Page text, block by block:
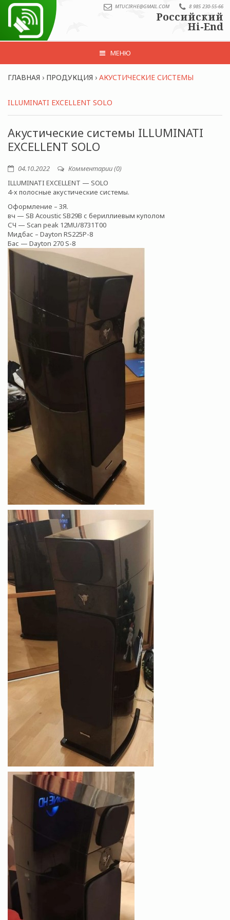
MTUCIRHE@GMAIL.COM 8 985 230-55-66
Российский
Hi-End
МЕНЮ
ГЛАВНАЯ › ПРОДУКЦИЯ › АКУСТИЧЕСКИЕ СИСТЕМЫ
ILLUMINATI EXCELLENT SOLO
Акустические системы ILLUMINATI
EXCELLENT SOLO
04.10.2022
Комментарии (0)
ILLUMINATI EXCELLENT — SOLO
4-х полосные акустические системы.
Оформление – ЗЯ.
вч — SB Acoustic SB29B с бериллиевым куполом
СЧ — Scan peak 12MU/8731T00
Мидбас – Dayton RS225P-8
Бас — Dayton 270 S-8